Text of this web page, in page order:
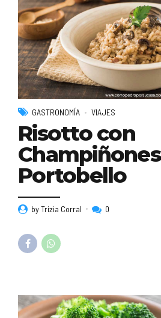
GASTRONOMÍA VIAJES
Risotto con
Champiñones
Portobello
by Trizia Corral 0